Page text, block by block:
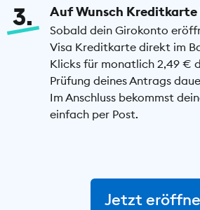
3 Auf Wunsch
Sobald dein Girokonto
Visa Kreditkarte direkt im
Klicks für monatlich 2,49 €
Prüfung deines Antrags
Im Anschluss bekommst
einfach per Post.
Jetzt